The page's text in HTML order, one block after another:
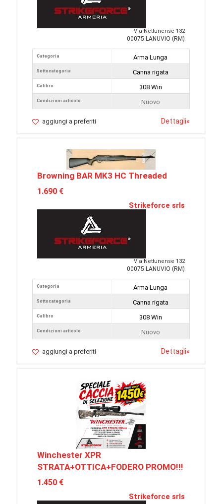
Via Nettunense 132
00075 LANUVIO (RM)
Categoria
Sottocategoria
Calibro
Condizioni articolo
Arma Lunga
Canna rigata
308 Win
Nuovo
aggiungi a preferiti Dettagli»
Browning BAR MK3 HC Threaded
1.690 €
Strikeforce srls
Via Nettunense 132
00075 LANUVIO (RM)
Categoria
Sottocategoria
Calibro
Condizioni articolo
Arma Lunga
Canna rigata
308 Win
Nuovo
aggiungi a preferiti Dettagli»
Winchester XPR
STRATA+OTTICA+FODERO PROMO!!!
1.450 €
Strikeforce srls